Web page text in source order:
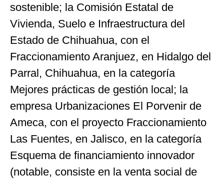
sostenible; la Comisión Estatal de
Vivienda, Suelo e Infraestructura del
Estado de Chihuahua, con el
Fraccionamiento Aranjuez, en Hidalgo del
Parral, Chihuahua, en la categoría
Mejores prácticas de gestión local; la
empresa Urbanizaciones El Porvenir de
Ameca, con el proyecto Fraccionamiento
Las Fuentes, en Jalisco, en la categoría
Esquema de financiamiento innovador
(notable, consiste en la venta social de